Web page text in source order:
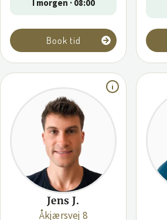
I morgen · 08:00
Book tid
Jens J.
Åkjærsvej 8